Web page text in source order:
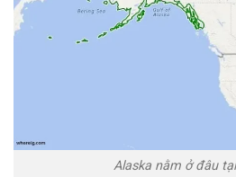
Alaska nằm ở đâu